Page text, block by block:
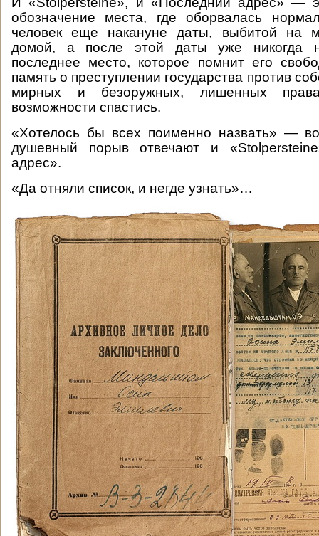
обозначение места, где оборвалась
человек еще накануне даты, выбитой на
домой, а после этой даты уже никогда
последнее место, которое помнит его
память о преступлении государства против
мирных и безоружных, лишенных
возможности спастись.
«Хотелось бы всех поименно назвать» —
душевный порыв отвечают и
адрес».
«Да отняли список, и негде узнать»…